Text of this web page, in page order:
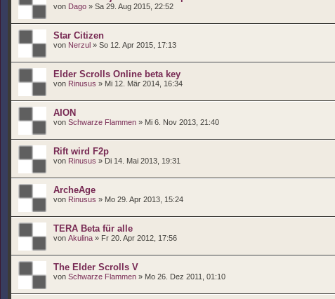
von Dago » Sa 29. Aug 2015, 22:52
Star Citizen
von Nerzul » So 12. Apr 2015, 17:13
Elder Scrolls Online beta key
von Rinusus » Mi 12. Mär 2014, 16:34
AION
von Schwarze Flammen » Mi 6. Nov 2013, 21:40
Rift wird F2p
von Rinusus » Di 14. Mai 2013, 19:31
ArcheAge
von Rinusus » Mo 29. Apr 2013, 15:24
TERA Beta für alle
von Akulina » Fr 20. Apr 2012, 17:56
The Elder Scrolls V
von Schwarze Flammen » Mo 26. Dez 2011, 01:10